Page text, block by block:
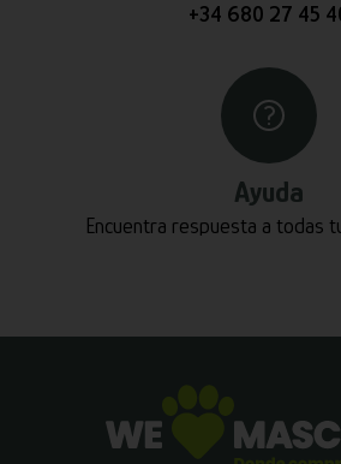
+34 680 27 45
Ayuda
Encuentra respuesta a todas